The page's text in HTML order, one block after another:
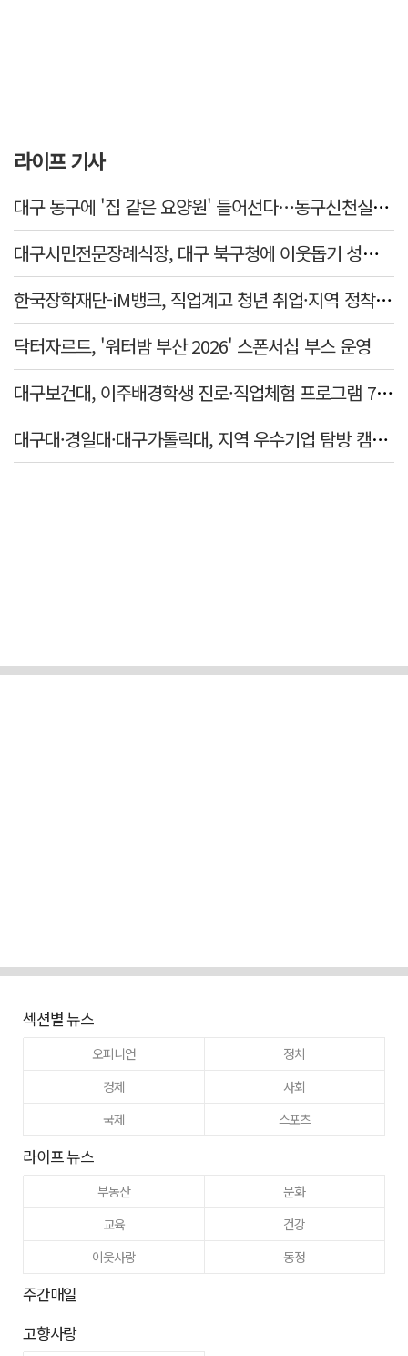
라이프 기사
대구 동구에 '집 같은 요양원' 들어선다…동구신천실버홈 10일 개원
대구시민전문장례식장, 대구 북구청에 이웃돕기 성금 1천만 원 기탁
한국장학재단-iM뱅크, 직업계고 청년 취업·지역 정착 지원 맞손
닥터자르트, '워터밤 부산 2026' 스폰서십 부스 운영
대구보건대, 이주배경학생 진로·직업체험 프로그램 7년 연속 운영
대구대·경일대·대구가톨릭대, 지역 우수기업 탐방 캠프 개최
섹션별 뉴스
오피니언
정치
경제
사회
국제
스포츠
라이프 뉴스
부동산
문화
교육
건강
이웃사랑
동정
주간매일
고향사랑